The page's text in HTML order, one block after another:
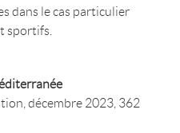
dans le cas particulier
sportifs.
décembre 2023, 362